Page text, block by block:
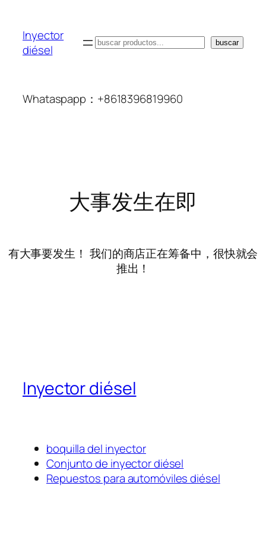
Inyector
diésel
搜
buscar
Whataspapp：+8618396819960
大事发生在即
有大事要发生！ 我们的商店正在筹备中，很快就会
推出！
Inyector diésel
boquilla del inyector
Conjunto de inyector diésel
Repuestos para automóviles diésel